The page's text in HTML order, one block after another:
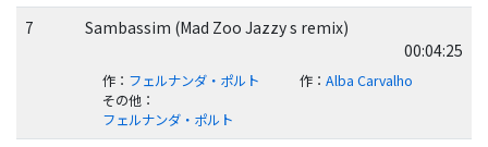
7
Sambassim (Mad Zoo Jazzy s remix)
00:04:25
作： フェルナンダ・ポルト 作： Alba Carvalho
その他：
フェルナンダ・ポルト